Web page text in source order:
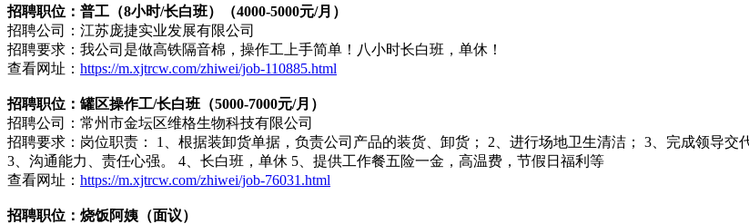
招聘职位：普工（8小时/长白班）（4000-5000元/月）
招聘公司：江苏庞捷实业发展有限公司
招聘要求：我公司是做高铁隔音棉，操作工上手简单！八小时长白班，单休！
查看网址： https://m.xjtrcw.com/zhiwei/job-110885.html
招聘职位：罐区操作工/长白班（5000-7000元/月）
招聘公司：常州市金坛区维格生物科技有限公司
招聘要求：岗位职责： 1、根据装卸货单据，负责公司产品的装货、卸货； 2、进行场地卫生清洁； 3、完成领导
3、沟通能力、责任心强。 4、长白班，单休 5、提供工作餐五险一金，高温费，节假日福利等
查看网址： https://m.xjtrcw.com/zhiwei/job-76031.html
招聘职位：烧饭阿姨（面议）